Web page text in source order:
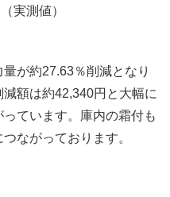
実測値）
が約27.63％削減となり
額は約42,340円と大幅に
ています。庫内の霜付も
ながっております。